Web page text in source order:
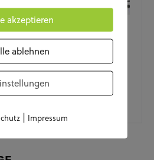
Teil II
Kultur-Livestream sind
War der Lockdown damals
akzeptieren
ablehnen
| Impressum